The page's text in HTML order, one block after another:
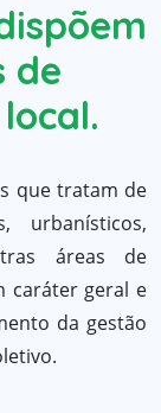
de
que tratam de
urbanísticos,
áreas de
caráter geral e
da gestão